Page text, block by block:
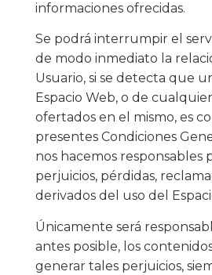
informaciones ofrecidas.
Se podrá interrumpir el
de modo inmediato la
Usuario, si se detecta que
Espacio Web, o de
ofertados en el mismo, es
presentes Condiciones
nos hacemos responsables
perjuicios, pérdidas,
derivados del uso del
Únicamente será
antes posible, los
generar tales perjuicios,